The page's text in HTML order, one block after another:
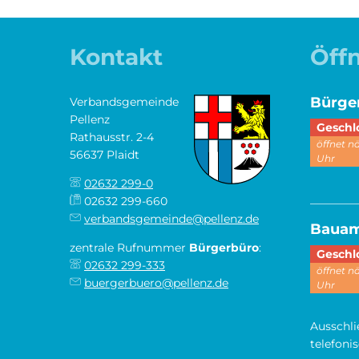
Kontakt
Verbandsgemeinde
Pellenz
Rathausstr. 2-4
56637 Plaidt
02632 299-0
02632 299-660
verbandsgemeinde@pellenz.de
zentrale Rufnummer Bürgerbüro:
02632 299-333
buergerbuero@pellenz.de
öffnet
Uhr
öffnet
Uhr